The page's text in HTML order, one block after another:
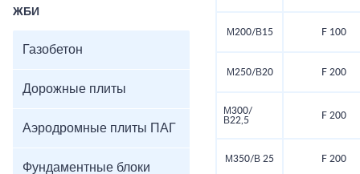
ЖБИ
Газобетон
Дорожные плиты
Аэродромные плиты ПАГ
Фундаментные блоки
М200/В15 F 100
М250/В20 F 200
М300/
В22,5
F 200
М350/В 25 F 200